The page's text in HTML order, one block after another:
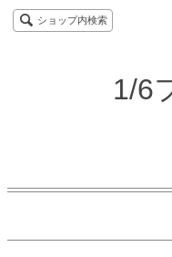
ショップ内検索
1/6